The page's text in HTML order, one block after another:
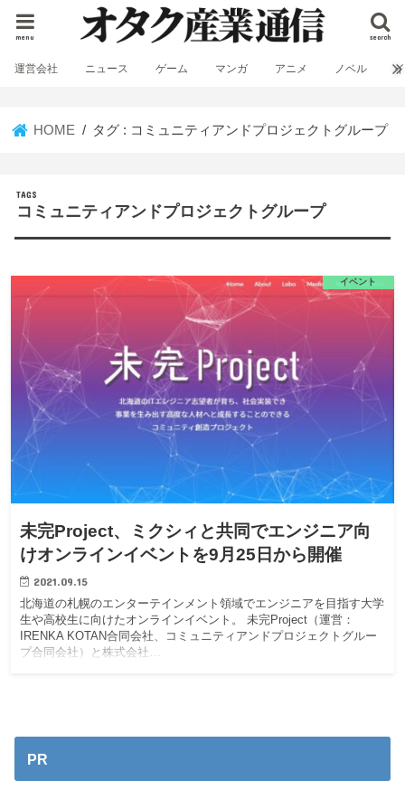
search
menu
運営会社 ニュース ゲーム マンガ アニメ ノベル
HOME タグ : コミュニティアンドプロジェクトグループ
コミュニティアンドプロジェクトグループ
イベント
未完Project、ミクシィと共同でエンジニア向
けオンラインイベントを9月25日から開催
2021.09.15
北海道の札幌のエンターテインメント領域でエンジニアを目指す大学
生や高校生に向けたオンラインイベント。 未完Project（運営：
IRENKA KOTAN合同会社、コミュニティアンドプロジェクトグルー
プ合同会社）と株式会社…
PR